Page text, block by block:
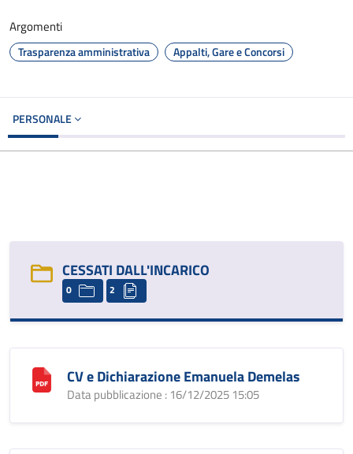
Argomenti
Trasparenza amministrativa Appalti, Gare e Concorsi
PERSONALE
CESSATI DALL'INCARICO
0 2
CV e Dichiarazione Emanuela Demelas
Data pubblicazione : 16/12/2025 15:05